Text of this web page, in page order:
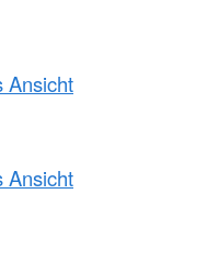
Ansicht
Ansicht